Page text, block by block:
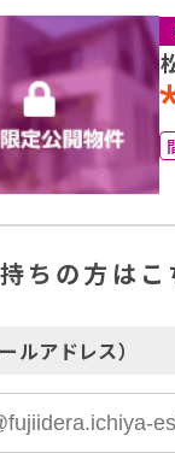
ちの方はこ
ルアドレス）